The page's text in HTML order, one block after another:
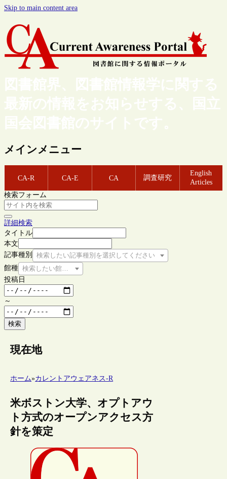
Skip to main content area
図書館界、図書館情報学に関する
最新の情報をお知らせする、国立
国会図書館のサイトです。
メインメニュー
CA-R CA-E CA 調査研究
English
Articles
検索フォーム
詳細検索
タイトル
本文
記事種別
検索したい記事種別を選択してください
館種 検索したい館種を選択してください
投稿日
～
検索
現在地
ホーム»カレントアウェアネス-R
米ボストン大学、オプトアウ
ト方式のオープンアクセス方
針を策定